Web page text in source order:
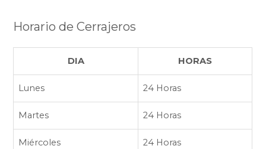
Horario de Cerrajeros
DIA HORAS
Lunes 24 Horas
Martes 24 Horas
Miércoles 24 Horas